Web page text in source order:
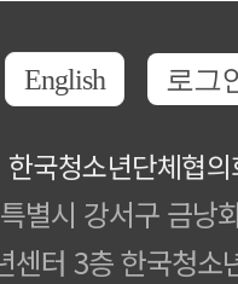
English 로그
한국청소년단체협
별시 강서구 금낭
센터 3층 한국청소